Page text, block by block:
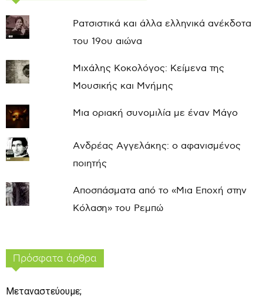
Ρατσιστικά και άλλα ελληνικά ανέκδοτα
του 19ου αιώνα
Μιχάλης Κοκολόγος: Κείμενα της
Μουσικής και Μνήμης
Μια οριακή συνομιλία με έναν Μάγο
Ανδρέας Αγγελάκης: ο αφανισμένος
ποιητής
Αποσπάσματα από το «Μια Εποχή στην
Κόλαση» του Ρεμπώ
Πρόσφατα άρθρα
Μεταναστεύουμε;